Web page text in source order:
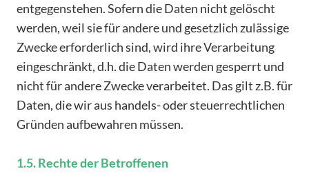
entgegenstehen. Sofern die Daten nicht gelöscht
werden, weil sie für andere und gesetzlich zulässige
Zwecke erforderlich sind, wird ihre Verarbeitung
eingeschränkt, d.h. die Daten werden gesperrt und
nicht für andere Zwecke verarbeitet. Das gilt z.B. für
Daten, die wir aus handels- oder steuerrechtlichen
Gründen aufbewahren müssen.
1.5. Rechte der Betroffenen